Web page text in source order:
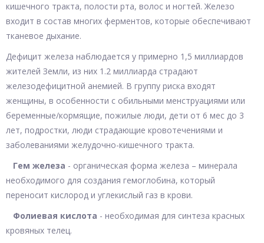
кишечного тракта, полости рта, волос и ногтей. Железо
входит в состав многих ферментов, которые обеспечивают
тканевое дыхание.
Дефицит железа наблюдается у примерно 1,5 миллиардов
жителей Земли, из них 1.2 миллиарда страдают
железодефицитной анемией. В группу риска входят
женщины, в особенности с обильными менструациями или
беременные/кормящие, пожилые люди, дети от 6 мес до 3
лет, подростки, люди страдающие кровотечениями и
заболеваниями желудочно-кишечного тракта.
Гем железа - органическая форма железа – минерала
необходимого для создания гемоглобина, который
переносит кислород и углекислый газ в крови.
Фолиевая кислота - необходимая для синтеза красных
кровяных телец.